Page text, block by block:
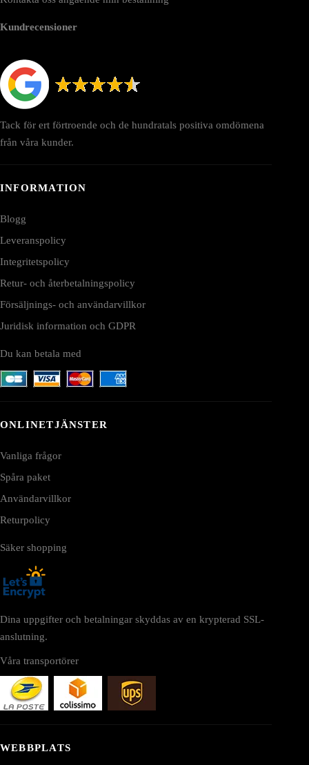
Kundrecensioner
Tack för ert förtroende och de hundratals positiva omdömena
från våra kunder.
INFORMATION
Blogg
Leveranspolicy
Integritetspolicy
Retur- och återbetalningspolicy
Försäljnings- och användarvillkor
Juridisk information och GDPR
Du kan betala med
ONLINETJÄNSTER
Vanliga frågor
Spåra paket
Användarvillkor
Returpolicy
Säker shopping
Dina uppgifter och betalningar skyddas av en krypterad SSL-
anslutning.
Våra transportörer
WEBBPLATS